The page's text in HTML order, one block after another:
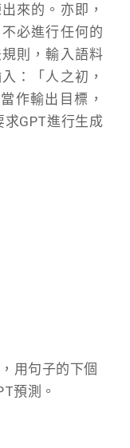
來的。亦即，
必進行任何的
則，輸入語料
：「人之初，
作輸出目標，
GPT進行生成
用句子的下個
預測。